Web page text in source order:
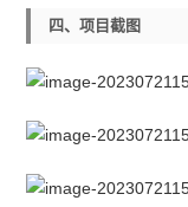
四、项目截图